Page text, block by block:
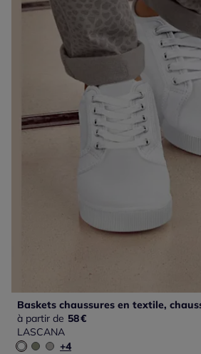
à partir de 58€
LASCANA
+4